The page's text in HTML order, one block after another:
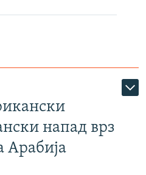
напад врз
Арабија